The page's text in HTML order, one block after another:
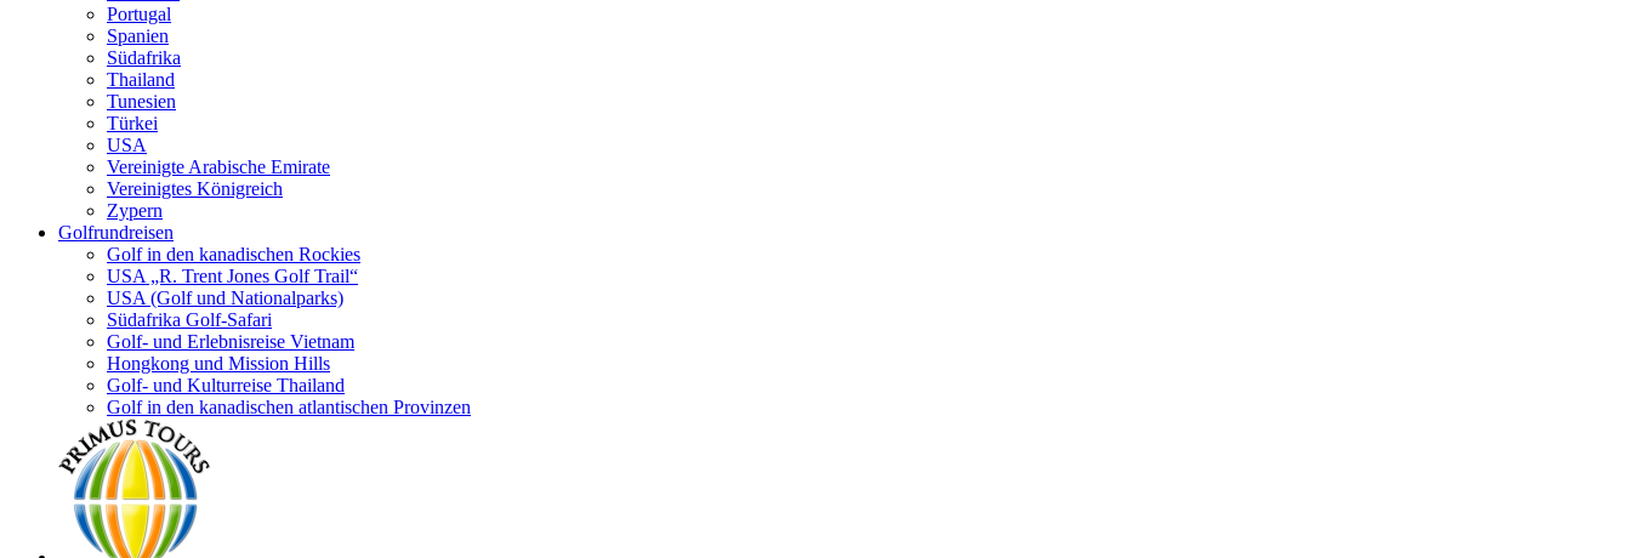
Portugal
Spanien
Südafrika
Thailand
Tunesien
Türkei
USA
Vereinigte Arabische Emirate
Vereinigtes Königreich
Zypern
Golfrundreisen
Golf in den kanadischen Rockies
USA „R. Trent Jones Golf Trail“
USA (Golf und Nationalparks)
Südafrika Golf-Safari
Golf- und Erlebnisreise Vietnam
Hongkong und Mission Hills
Golf- und Kulturreise Thailand
Golf in den kanadischen atlantischen Provinzen